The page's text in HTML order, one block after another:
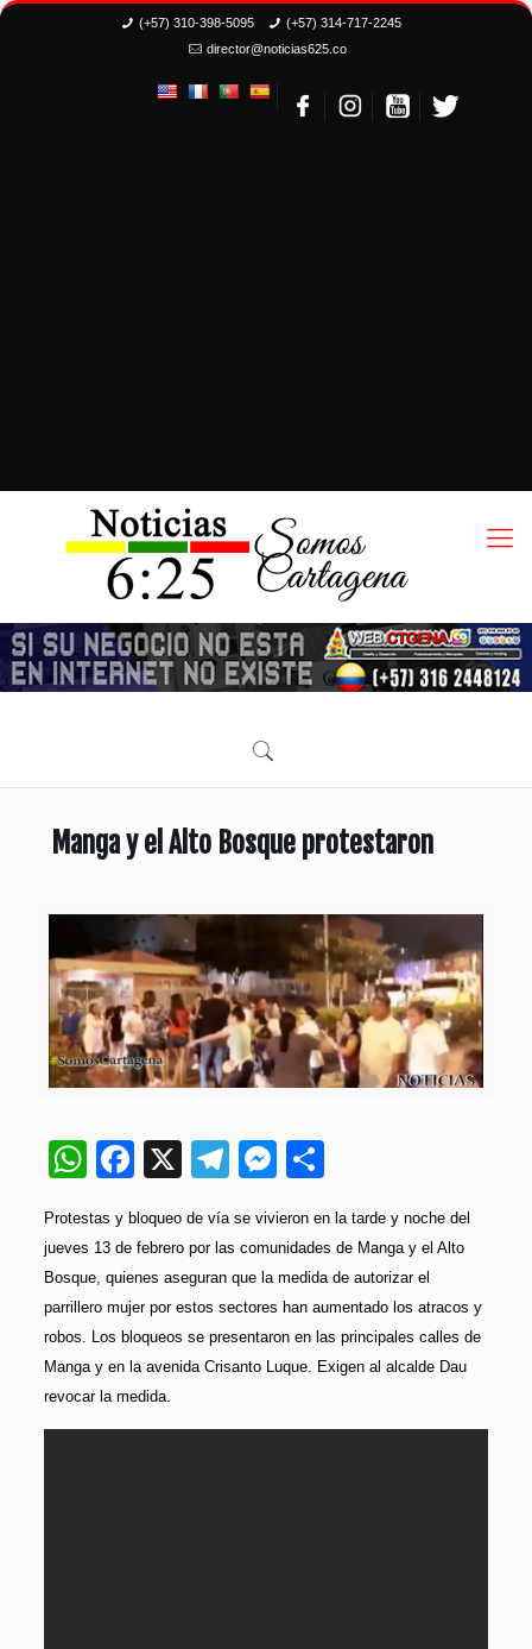
(+57) 310-398-5095
(+57) 314-717-2245
director@noticias625.co
Manga y el Alto Bosque protestaron
WhatsApp
Facebook
X Telegram
Messenger
Protestas y bloqueo de vía se vivieron en la tarde y noche del
jueves 13 de febrero por las comunidades de Manga y el Alto
Bosque, quienes aseguran que la medida de autorizar el
parrillero mujer por estos sectores han aumentado los atracos y
robos. Los bloqueos se presentaron en las principales calles de
Manga y en la avenida Crisanto Luque. Exigen al alcalde Dau
revocar la medida.